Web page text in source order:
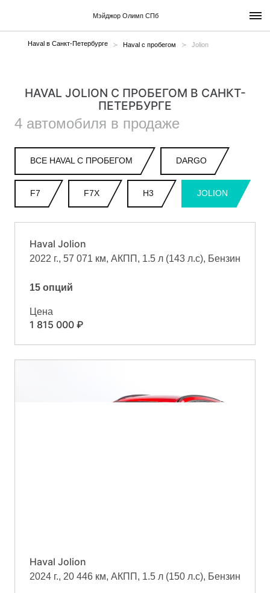
Мэйджор Олимп СПб
Haval в Санкт-Петербурге Haval с пробегом Jolion
HAVAL JOLION С ПРОБЕГОМ В САНКТ-
ПЕТЕРБУРГЕ
4 автомобиля в продаже
ВСЕ HAVAL С ПРОБЕГОМ DARGO
F7 F7X H3 JOLION
Haval Jolion
2022 г., 57 071 км, АКПП, 1.5 л (143 л.с), Бензин
15 опций
Цена
1 815 000 ₽
Haval Jolion
2024 г., 20 446 км, АКПП, 1.5 л (150 л.с), Бензин